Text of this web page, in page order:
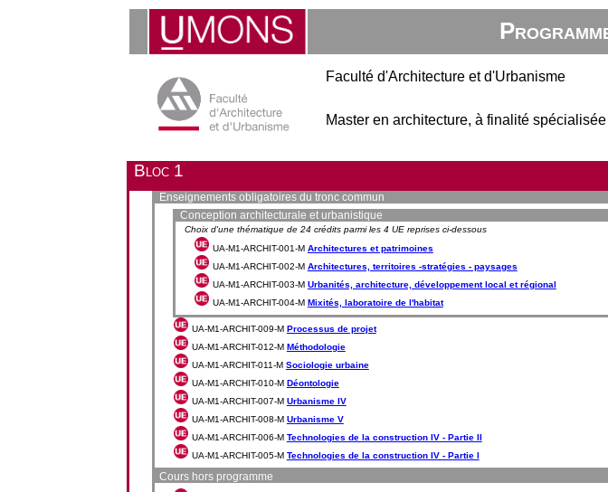
Faculté d'Architecture et d'Urbanisme
Master en architecture, à finalité
Bloc 1
Enseignements obligatoires du tronc commun
Conception architecturale et urbanistique
Choix d'une thématique de 24 crédits parmi les 4 UE reprises ci-dessous
UA-M1-ARCHIT-001-M Architectures et patrimoines
UA-M1-ARCHIT-002-M Architectures, territoires -stratégies - paysages
UA-M1-ARCHIT-003-M Urbanités, architecture, développement local et régional
UA-M1-ARCHIT-004-M Mixités, laboratoire de l'habitat
UA-M1-ARCHIT-009-M Processus de projet
UA-M1-ARCHIT-012-M Méthodologie
UA-M1-ARCHIT-011-M Sociologie urbaine
UA-M1-ARCHIT-010-M Déontologie
UA-M1-ARCHIT-007-M Urbanisme IV
UA-M1-ARCHIT-008-M Urbanisme V
UA-M1-ARCHIT-006-M Technologies de la construction IV - Partie II
UA-M1-ARCHIT-005-M Technologies de la construction IV - Partie I
Cours hors programme